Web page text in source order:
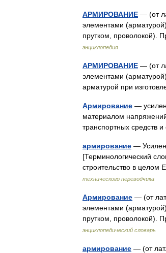
АРМИРОВАНИЕ — (от
элементами
прутком, проволокой).
энциклопедия
АРМИРОВАНИЕ — (от
элементами
арматурой при
Армирование —
материалом
транспортных
армирование —
[Терминологический
строительство в
технического переводчика
Армирование — (от
элементами
прутком, проволокой).
энциклопедический словарь
армирование — (от